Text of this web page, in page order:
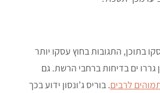
בתוכן, התגובות בחוץ עסקו יותר
גררו ים בדיחות ברחבי הרשת. גם
לרבים. בוריס ג’ונסון ידוע בכך